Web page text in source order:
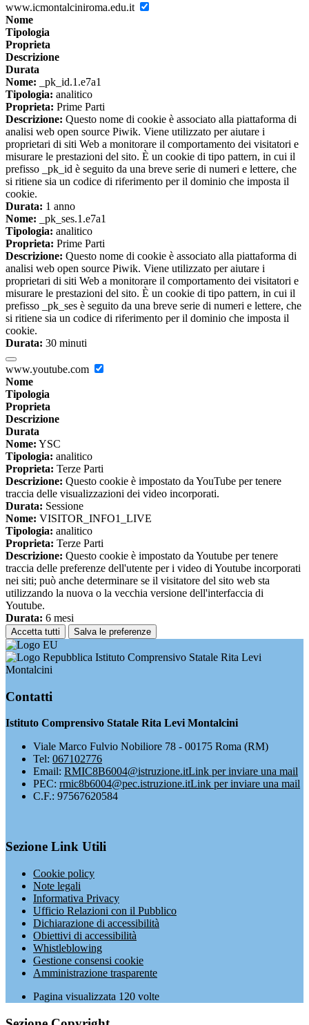
www.icmontalciniroma.edu.it
Nome
Tipologia
Proprieta
Descrizione
Durata
Nome: _pk_id.1.e7a1
Tipologia: analitico
Proprieta: Prime Parti
Descrizione: Questo nome di cookie è associato alla piattaforma di
analisi web open source Piwik. Viene utilizzato per aiutare i
proprietari di siti Web a monitorare il comportamento dei visitatori e
misurare le prestazioni del sito. È un cookie di tipo pattern, in cui il
prefisso _pk_id è seguito da una breve serie di numeri e lettere, che
si ritiene sia un codice di riferimento per il dominio che imposta il
cookie.
Durata: 1 anno
Nome: _pk_ses.1.e7a1
Tipologia: analitico
Proprieta: Prime Parti
Descrizione: Questo nome di cookie è associato alla piattaforma di
analisi web open source Piwik. Viene utilizzato per aiutare i
proprietari di siti Web a monitorare il comportamento dei visitatori e
misurare le prestazioni del sito. È un cookie di tipo pattern, in cui il
prefisso _pk_ses è seguito da una breve serie di numeri e lettere, che
si ritiene sia un codice di riferimento per il dominio che imposta il
cookie.
Durata: 30 minuti
www.youtube.com
Nome
Tipologia
Proprieta
Descrizione
Durata
Nome: YSC
Tipologia: analitico
Proprieta: Terze Parti
Descrizione: Questo cookie è impostato da YouTube per tenere
traccia delle visualizzazioni dei video incorporati.
Durata: Sessione
Nome: VISITOR_INFO1_LIVE
Tipologia: analitico
Proprieta: Terze Parti
Descrizione: Questo cookie è impostato da Youtube per tenere
traccia delle preferenze dell'utente per i video di Youtube incorporati
nei siti; può anche determinare se il visitatore del sito web sta
utilizzando la nuova o la vecchia versione dell'interfaccia di
Youtube.
Durata: 6 mesi
Accetta tutti Salva le preferenze
Istituto Comprensivo Statale Rita Levi
Montalcini
Contatti
Istituto Comprensivo Statale Rita Levi Montalcini
Viale Marco Fulvio Nobiliore 78 - 00175 Roma (RM)
Tel: 067102776
Email: RMIC8B6004@istruzione.itLink per inviare una mail
PEC: rmic8b6004@pec.istruzione.itLink per inviare una mail
C.F.: 97567620584
Sezione Link Utili
Cookie policy
Note legali
Informativa Privacy
Ufficio Relazioni con il Pubblico
Dichiarazione di accessibilità
Obiettivi di accessibilità
Whistleblowing
Gestione consensi cookie
Amministrazione trasparente
Pagina visualizzata 120 volte